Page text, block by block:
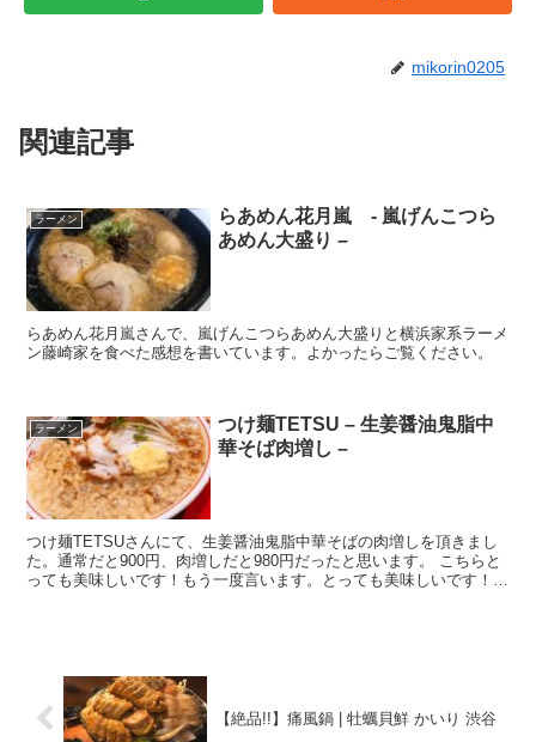
mikorin0205
関連記事
ラーメン
らあめん花月嵐 - 嵐げんこつら
あめん大盛り –
らあめん花月嵐さんで、嵐げんこつらあめん大盛りと横浜家系ラーメ
ン藤崎家を食べた感想を書いています。よかったらご覧ください。
ラーメン
つけ麺TETSU – 生姜醤油鬼脂中
華そば肉増し –
つけ麺TETSUさんにて、生姜醤油鬼脂中華そばの肉増しを頂きまし
た。通常だと900円、肉増しだと980円だったと思います。 こちらと
っても美味しいです！もう一度言います。とっても美味しいです！期
【絶品!!】痛風鍋 | 牡蠣貝鮮 かいり 渋谷